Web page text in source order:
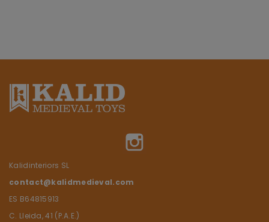
Kalidinteriors SL
contact@kalidmedieval.com
ES B64815913
C. Lleida, 41 (P.A.E.)